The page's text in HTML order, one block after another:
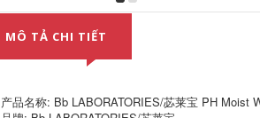
Hàn Quốc AHC Kem
nhỏ màu xanh Nữ
Chống địa trường
Mặt hàng chính thức
Nam Đào tạo quân
sự kem chống nắng
Kem
viên
nắng
MÔ TẢ CHI TIẾT
产品名称: Bb LABORATORIES/苾莱宝 PH Moist